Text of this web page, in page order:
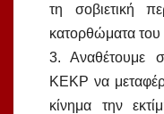
τη σοβιετική
κατορθώματα του
3. Αναθέτουμε
ΚΕΚΡ να
κίνημα την